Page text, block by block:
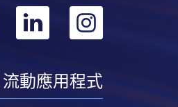
轉
linkedin
轉
流動應用程式